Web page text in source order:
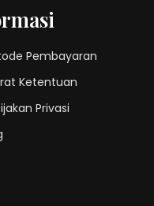
Pembayaran
Ketentuan
Privasi